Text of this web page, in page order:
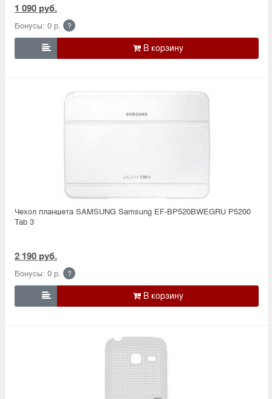
1 090 руб.
Бонусы: 0 р. ?

Чехол планшета SAMSUNG Samsung EF-BP520BWEGRU Р5200
Tab 3
2 190 руб.
Бонусы: 0 р. ?
